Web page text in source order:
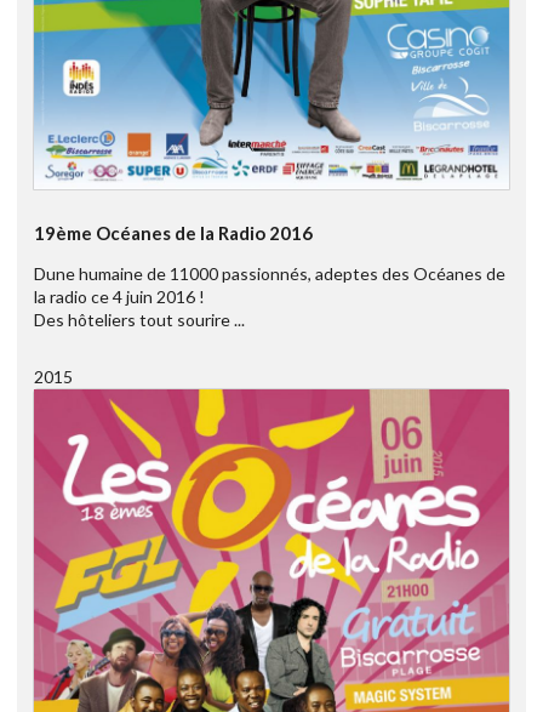
19ème Océanes de la Radio 2016
Dune humaine de 11000 passionnés, adeptes des Océanes de
la radio ce 4 juin 2016 !
Des hôteliers tout sourire ...
2015